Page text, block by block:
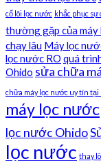
cố lõi lọc nước khắc phục sự
thường gặp của máy
chạy lâu Máy lọc
lọc nước RO quá
Ohido sửa chữa
chữa máy lọc nước uy tín tại
máy lọc nước
lọc nước Ohido
lọc nước thay